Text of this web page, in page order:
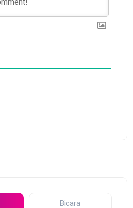
Bicara